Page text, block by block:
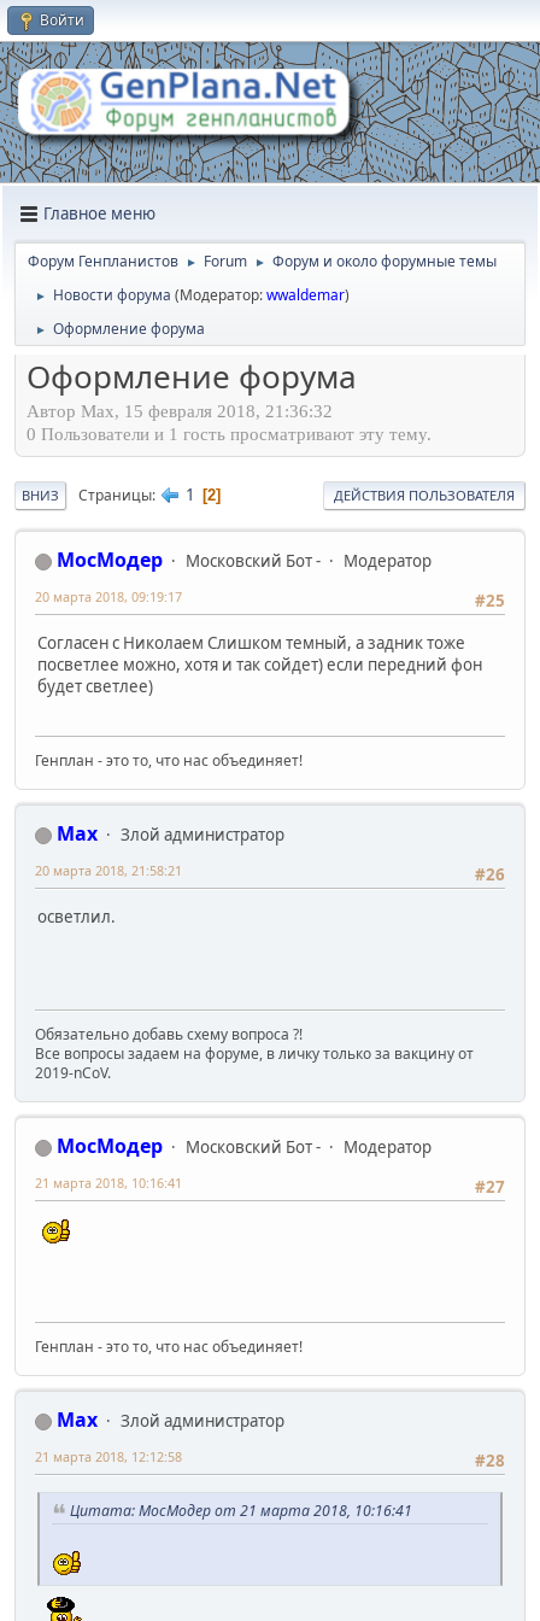
Войти
Главное меню
Форум Генпланистов ► Forum ► Форум и около форумные темы
► Новости форума (Модератор:wwaldemar)
► Оформление форума
Оформление форума
Автор Max, 15 февраля 2018, 21:36:32
0 Пользователи и 1 гость просматривают эту тему.
ВНИЗ Страницы 1 2 ДЕЙСТВИЯ ПОЛЬЗОВАТЕЛЯ
МосМодер Московский Бот -
Модератор
#25
20 марта 2018, 09:19:17
Согласен с Николаем Слишком темный, а задник тоже
посветлее можно, хотя и так сойдет) если передний фон
будет светлее)
Генплан - это то, что нас объединяет!
Max
Злой администратор
#26
20 марта 2018, 21:58:21
осветлил.
Обязательно добавь схему вопроса ?!
Все вопросы задаем на форуме, в личку только за вакцину от
2019-nCoV.
МосМодер Московский Бот -
Модератор
#27
21 марта 2018, 10:16:41
Генплан - это то, что нас объединяет!
Max
Злой администратор
#28
21 марта 2018, 12:12:58
Цитата: МосМодер от 21 марта 2018, 10:16:41